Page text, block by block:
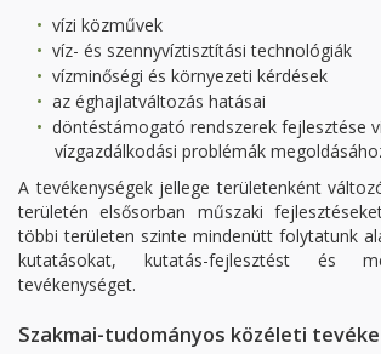
vízi közművek
víz- és szennyvíztisztítási technológiák
vízminőségi és környezeti kérdések
az éghajlatváltozás hatásai
döntéstámogató rendszerek fejlesztése
vízgazdálkodási problémák
A tevékenységek jellege területenként
területén elsősorban műszaki
többi területen szinte mindenütt folytatunk
kutatásokat, kutatás-fejlesztést és
tevékenységet.
Szakmai-tudományos közéleti